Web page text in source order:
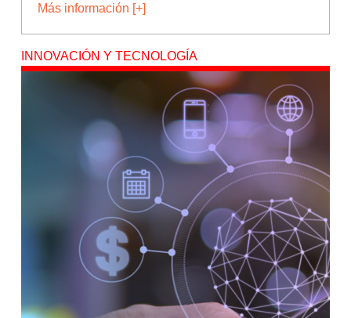
Más información [+]
INNOVACIÓN Y TECNOLOGÍA